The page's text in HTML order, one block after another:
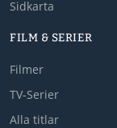
Sidkarta
FILM & SERIER
Filmer
TV-Serier
Alla titlar